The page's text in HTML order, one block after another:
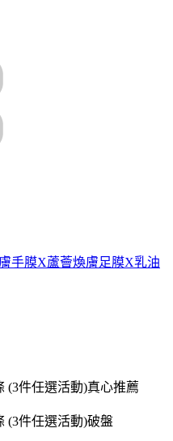
膚手膜X蘆薈煥膚足膜X乳油
(3件任選活動)真心推薦
(3件任選活動)破盤